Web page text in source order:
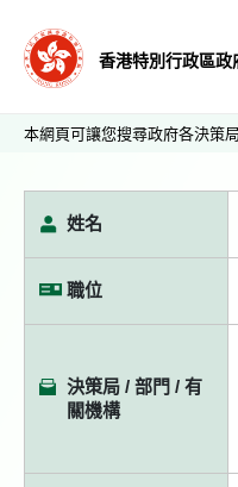
香港特別行政區政
本網頁可讓您搜尋政府各決策
姓名
職位
決策局 / 部門 / 有
關機構